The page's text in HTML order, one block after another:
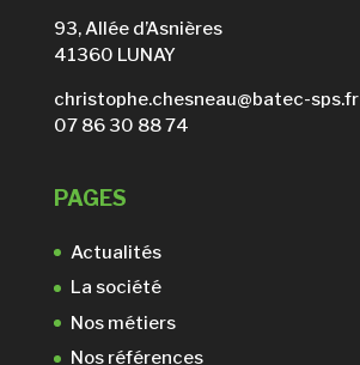
93, Allée d’Asnières
41360 LUNAY
christophe.chesneau@batec-sps.fr
07 86 30 88 74
PAGES
Actualités
La société
Nos métiers
Nos références